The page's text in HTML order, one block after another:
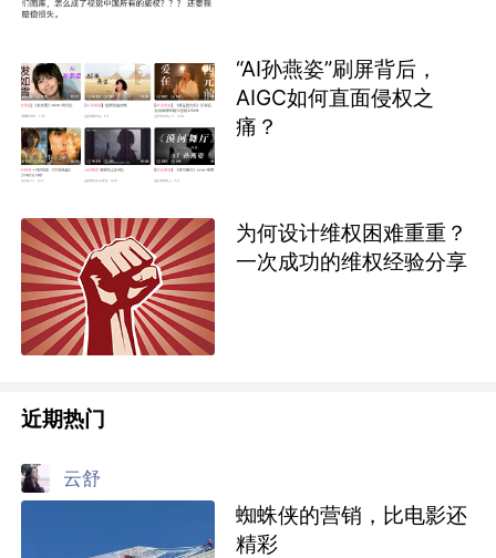
“AI孙燕姿”刷屏背后，
AIGC如何直面侵权之
痛？
为何设计维权困难重重？
一次成功的维权经验分享
近期热门
云舒
蜘蛛侠的营销，比电影还
精彩